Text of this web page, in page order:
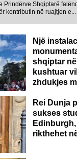
Prindërve Shqiptarë
kontributin në ruajtjen e...
Një
shqiptar
kushtuar
zhdukjes
Rei Dunja
sukses
rikthehet